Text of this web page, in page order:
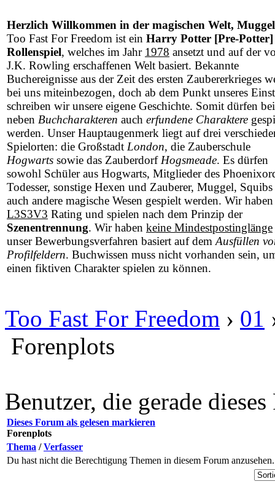
Herzlich Willkommen in der magischen Welt, Muggel
Too Fast For Freedom ist ein Harry Potter [Pre-Potter]
Rollenspiel, welches im Jahr 1978 ansetzt und auf der
J.K. Rowling erschaffenen Welt basiert. Bekannte
Buchereignisse aus der Zeit des ersten Zaubererkrieges
bei uns miteinbezogen, doch ab dem Punkt unseres
schreiben wir unsere eigene Geschichte. Somit dürfen
neben Buchcharakteren auch erfundene Charaktere
werden. Unser Hauptaugenmerk liegt auf drei
Spielorten: die Großstadt London, die Zauberschule
Hogwarts sowie das Zauberdorf Hogsmeade. Es dürfen
sowohl Schüler aus Hogwarts, Mitglieder des
Todesser, sonstige Hexen und Zauberer, Muggel, Squibs
auch andere magische Wesen gespielt werden. Wir
L3S3V3 Rating und spielen nach dem Prinzip der
Szenentrennung. Wir haben keine Mindestpostinglänge
unser Bewerbungsverfahren basiert auf dem Ausfüllen
Profilfeldern. Buchwissen muss nicht vorhanden sein,
einen fiktiven Charakter spielen zu können.
Too Fast For Freedom › 01
Forenplots
Benutzer, die gerade
Dieses Forum als gelesen markieren
Forenplots
Thema /Verfasser
Du hast nicht die Berechtigung Themen in diesem Forum anzusehen.